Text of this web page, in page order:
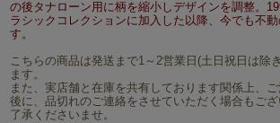
の後タナローン用に柄を縮小しデザインを調整。
ラシックコレクションに加入した以降、今でも不
す。
こちらの商品は発送まで1～2営業日(土日祝日は除
ます。
また、実店舗と在庫を共有しております関係上、
後に、品切れのご連絡をさせていただく場合もご
了承くださいませ。